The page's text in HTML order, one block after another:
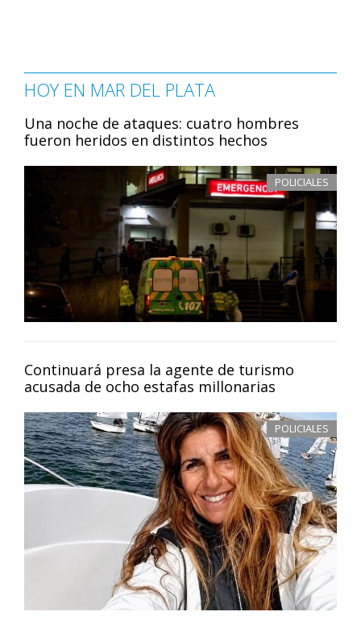
HOY EN MAR DEL PLATA
Una noche de ataques: cuatro hombres
fueron heridos en distintos hechos
POLICIALES
Continuará presa la agente de turismo
acusada de ocho estafas millonarias
POLICIALES